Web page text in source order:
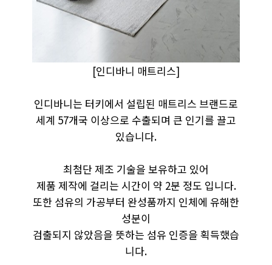
[인디바니 매트리스]
인디바니는 터키에서 설립된 매트리스 브랜드로
세계 57개국 이상으로 수출되며 큰 인기를 끌고
있습니다.
최첨단 제조 기술을 보유하고 있어
제품 제작에 걸리는 시간이 약 2분 정도 입니다.
또한 섬유의 가공부터 완성품까지 인체에 유해한
성분이
검출되지 않았음을 뜻하는 섬유 인증을 획득했습
니다.